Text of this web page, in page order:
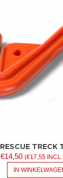
TRECK
€14,50 (€17,55INCL.
IN